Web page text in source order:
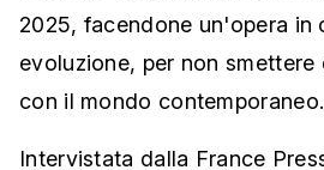
2025, facendone un'opera in
evoluzione, per non smettere
con il mondo contemporaneo.
Intervistata dalla France